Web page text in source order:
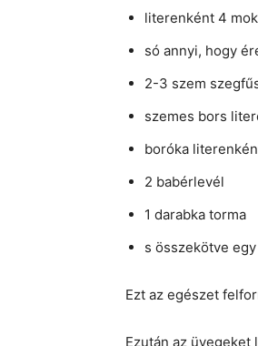
literenként 4
só annyi, hogy
2-3 szem
szemes bors
boróka
2 babérlevél
1 darabka torma
s összekötve
Ezt az egészet
Ezután az üvegeket